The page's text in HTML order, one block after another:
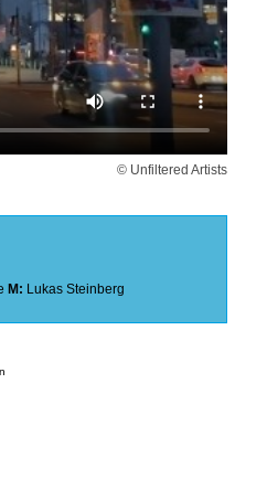
© Unfiltered Artists
M: Lukas Steinberg